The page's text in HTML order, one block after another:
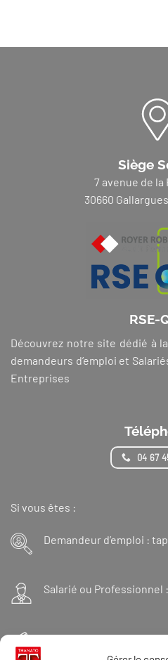
Siège
7 avenue de la
30660
RSE-
Découvrez notre site dédié à la
demandeurs d’emploi et
Entreprises
04 67
Si vous êtes :
Demandeur d’emploi :
Salarié ou Professionnel
Financeur : tapez 3